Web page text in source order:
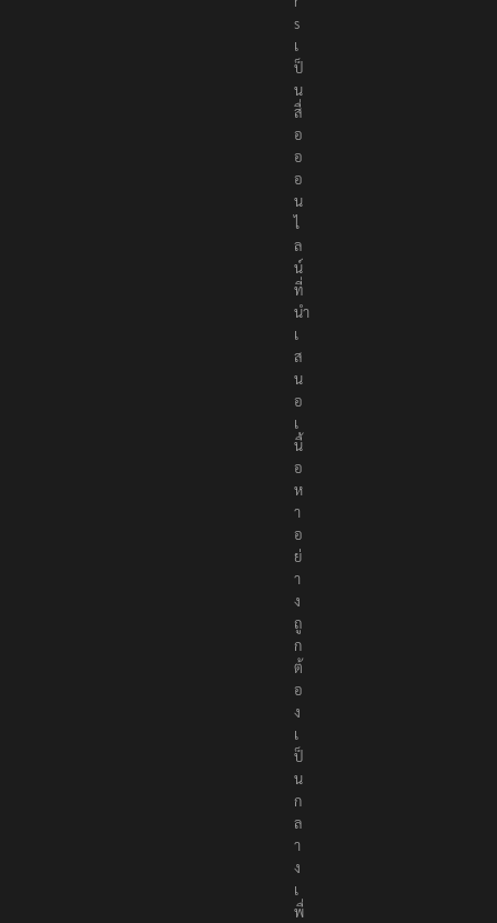
s
เ
ป็
น
สื่
อ
อ
อ
น
ไ
ล
น์
ที่
นำ
เ
ส
น
อ
เ
นื้
อ
ห
า
อ
ย่
า
ง
ถู
ก
ต้
อ
ง
เ
ป็
น
ก
ล
า
ง
เ
พื่